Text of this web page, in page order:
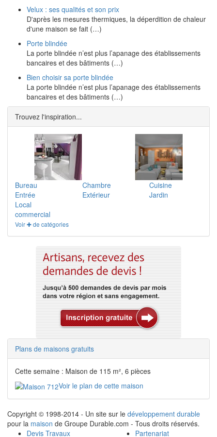
Velux : ses qualités et son prix
D'après les mesures thermiques, la déperdition de chaleur
d'une maison se fait (…)
Porte blindée
La porte blindée n’est plus l’apanage des établissements
bancaires et des bâtiments (…)
Bien choisir sa porte blindée
La porte blindée n’est plus l’apanage des établissements
bancaires et des bâtiments (…)
Trouvez l'inspiration...
Bureau Chambre
Cuisine
Entrée
Extérieur
Jardin
Local
commercial
Voir ✚ de catégories
Plans de maisons gratuits
Cette semaine : Maison de 115 m², 6 pièces
Voir le plan de cette maison
Copyright © 1998-2014 - Un site sur le développement durable
pour la maison de Groupe Durable.com - Tous droits réservés.
Devis Travaux
Partenariat